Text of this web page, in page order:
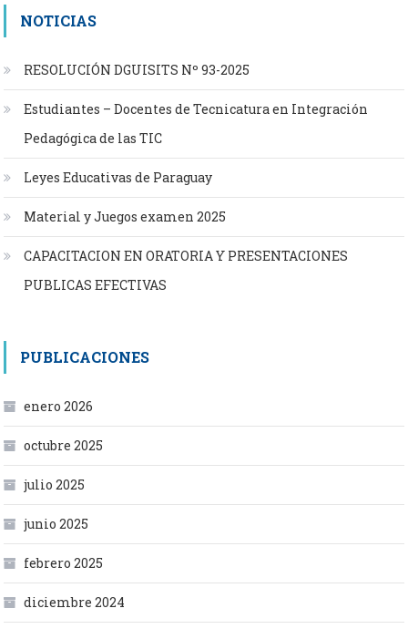
NOTICIAS
RESOLUCIÓN DGUISITS Nº 93-2025
Estudiantes – Docentes de Tecnicatura en Integración
Pedagógica de las TIC
Leyes Educativas de Paraguay
Material y Juegos examen 2025
CAPACITACION EN ORATORIA Y PRESENTACIONES
PUBLICAS EFECTIVAS
PUBLICACIONES
enero 2026
octubre 2025
julio 2025
junio 2025
febrero 2025
diciembre 2024